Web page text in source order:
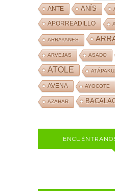
ANTE ANÍS
APORREADILLO
ARRAYANES
ARVEJAS ASADO
ATOLE
AVENA AYOCOTE
AZAHAR